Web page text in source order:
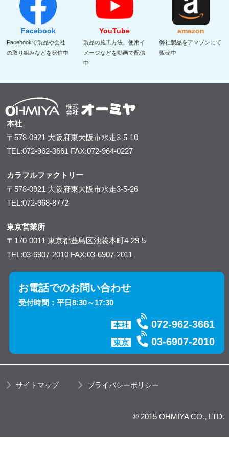
Facebook
Facebookで製品や会社
の取り組みなどを発信中
YouTube
製品の施工方法、使用イ
メージなどを動画で配信
中
amazon
弊社製品をアマゾンにて
販売中
本社
〒578-0921 大阪府東大阪市水走3-5-10
TEL:072-962-3661 FAX:072-964-0227
カラフルファクトリー
〒578-0921 大阪府東大阪市水走3-5-26
TEL:072-968-8772
東京営業所
〒170-0011東京都豊島区池袋本町4-29-5
TEL:03-6907-2010 FAX:03-6907-2011
お電話でのお問い合わせ
受付時間：平日8:30～17:30
本社 072-962-3661
東京 03-6907-2010
サイトマップ プライバシーポリシー
© 2015 OHMIYA CO., LTD.